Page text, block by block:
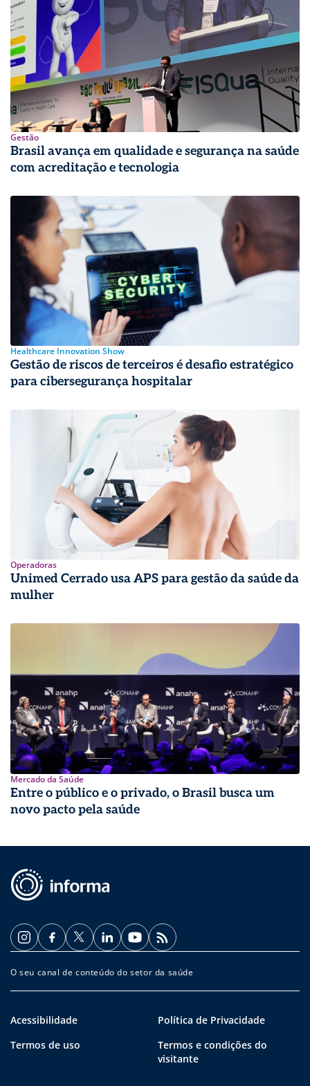
Gestão
Brasil avança em qualidade e segurança na saúde
com acreditação e tecnologia
Healthcare Innovation Show
Gestão de riscos de terceiros é desafio estratégico
para cibersegurança hospitalar
Operadoras
Unimed Cerrado usa APS para gestão da saúde da
mulher
Mercado da Saúde
Entre o público e o privado, o Brasil busca um
novo pacto pela saúde
O seu canal de conteúdo do setor da saúde
Acessibilidade
Política de Privacidade
Termos de uso
Termos e condições do
visitante